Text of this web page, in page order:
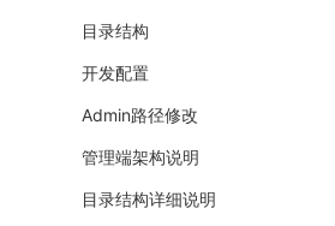
目录结构
开发配置
Admin路径修改
管理端架构说明
目录结构详细说明